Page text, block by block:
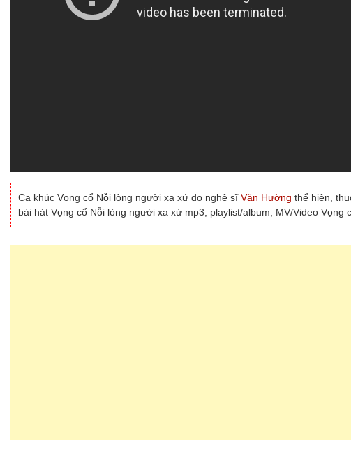
Ca khúc Vọng cổ Nỗi lòng người xa xứ do nghệ sĩVăn Hường thể hiện,
bài hát Vọng cổ Nỗi lòng người xa xứ mp3, playlist/album, MV/Video